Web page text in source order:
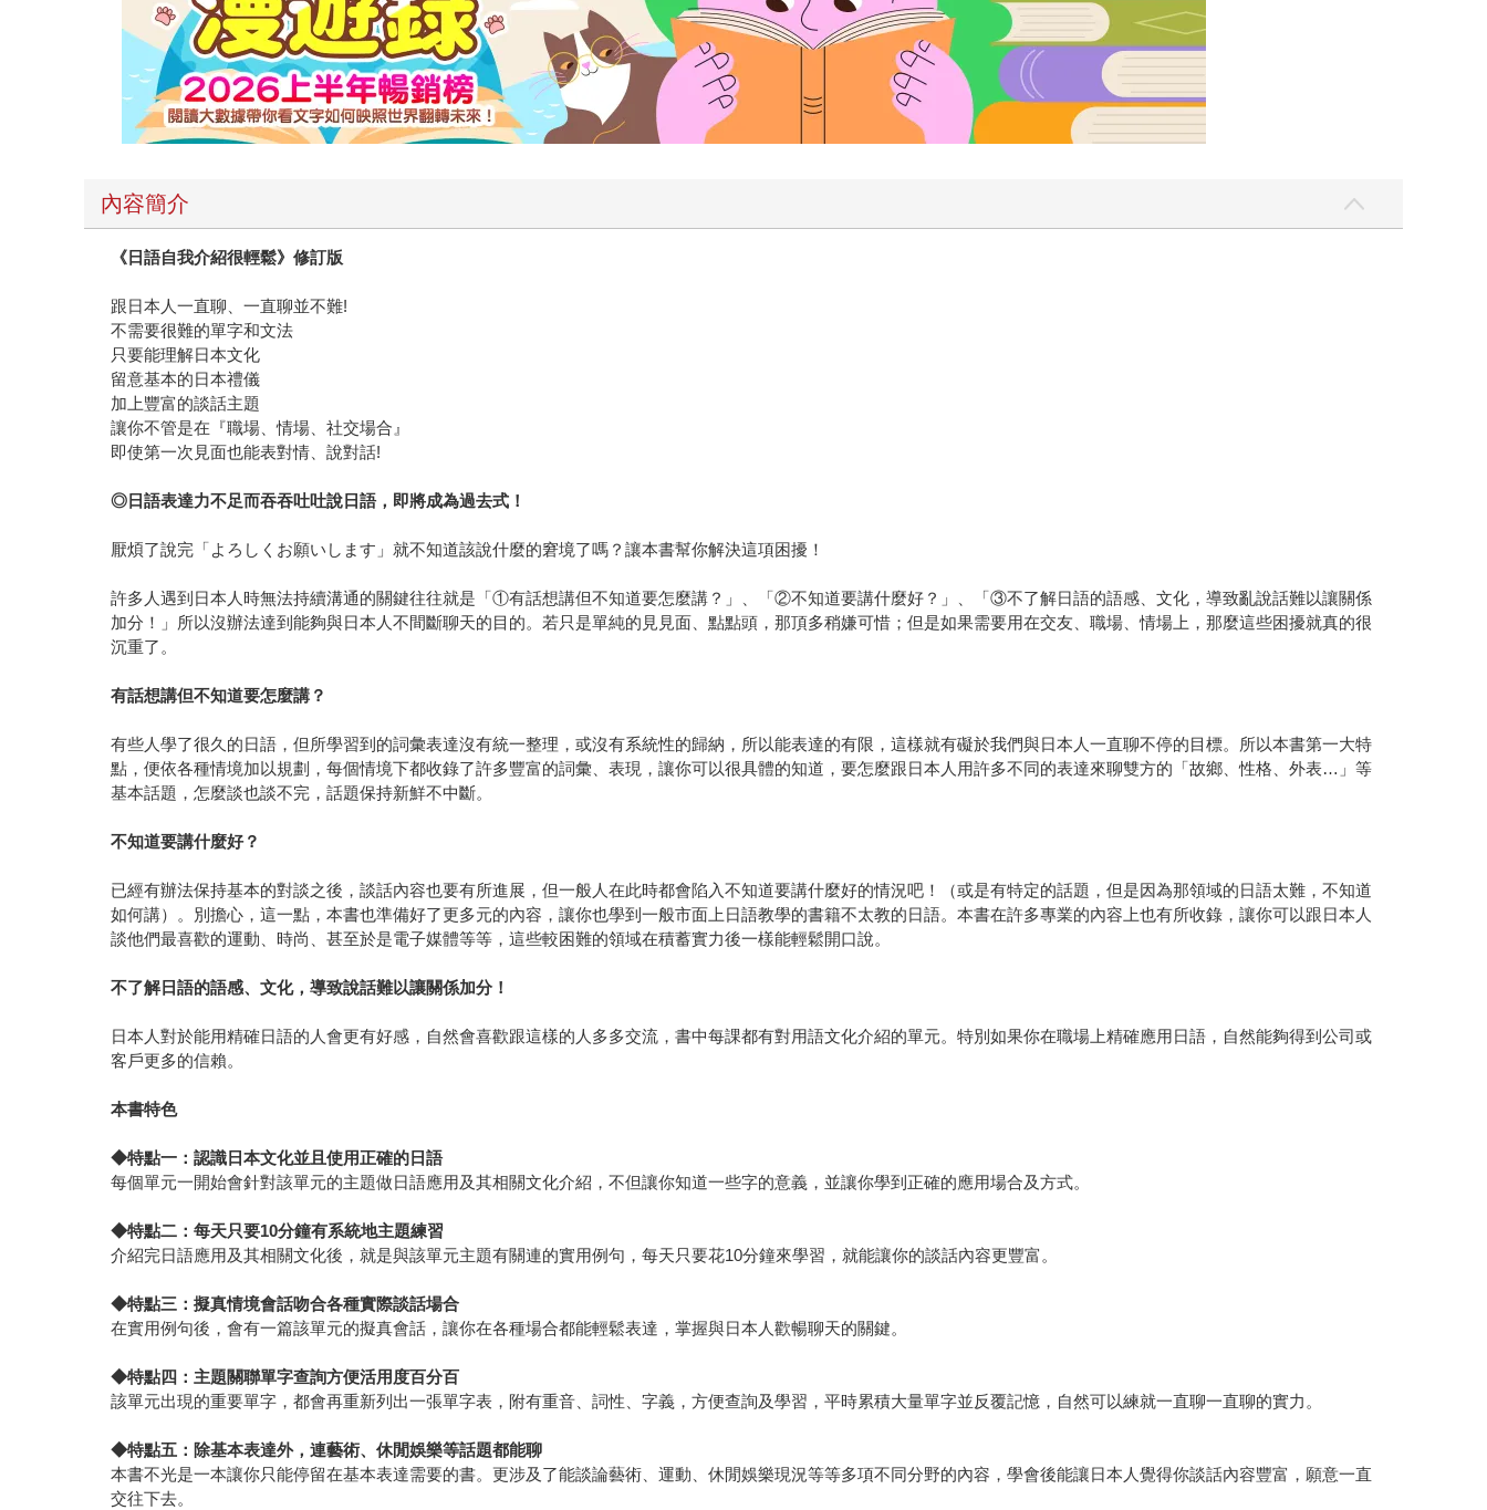
內容簡介
《日語自我介紹很輕鬆》修訂版
跟日本人一直聊、一直聊並不難!
不需要很難的單字和文法
只要能理解日本文化
留意基本的日本禮儀
加上豐富的談話主題
讓你不管是在『職場、情場、社交場合』
即使第一次見面也能表對情、說對話!
◎ 日語表達力不足而吞吞吐吐說日語，即將成為過去式！
厭煩了說完「よろしくお願いします」就不知道該說什麼的窘境了嗎？讓本書幫你解決這項困擾！
許多人遇到日本人時無法持續溝通的關鍵往往就是「①有話想講但不知道要怎麼講？」、「②不知道要講什麼好？」、「③不了解日語的語感、文化，導致亂說話難以讓關係
加分！」所以沒辦法達到能夠與日本人不間斷聊天的目的。若只是單純的見見面、點點頭，那頂多稍嫌可惜；但是如果需要用在交友、職場、情場上，那麼這些困擾就真的很
沉重了。
有話想講但不知道要怎麼講？
有些人學了很久的日語，但所學習到的詞彙表達沒有統一整理，或沒有系統性的歸納，所以能表達的有限，這樣就有礙於我們與日本人一直聊不停的目標。所以本書第一大特
點，便依各種情境加以規劃，每個情境下都收錄了許多豐富的詞彙、表現，讓你可以很具體的知道，要怎麼跟日本人用許多不同的表達來聊雙方的「故鄉、性格、外表…」等
基本話題，怎麼談也談不完，話題保持新鮮不中斷。
不知道要講什麼好？
已經有辦法保持基本的對談之後，談話內容也要有所進展，但一般人在此時都會陷入不知道要講什麼好的情況吧！（或是有特定的話題，但是因為那領域的日語太難，不知道
如何講）。別擔心，這一點，本書也準備好了更多元的內容，讓你也學到一般市面上日語教學的書籍不太教的日語。本書在許多專業的內容上也有所收錄，讓你可以跟日本人
談他們最喜歡的運動、時尚、甚至於是電子媒體等等，這些較困難的領域在積蓄實力後一樣能輕鬆開口說。
不了解日語的語感、文化，導致說話難以讓關係加分！
日本人對於能用精確日語的人會更有好感，自然會喜歡跟這樣的人多多交流，書中每課都有對用語文化介紹的單元。特別如果你在職場上精確應用日語，自然能夠得到公司或
客戶更多的信賴。
本書特色
◆特點一：認識日本文化並且使用正確的日語
每個單元一開始會針對該單元的主題做日語應用及其相關文化介紹，不但讓你知道一些字的意義，並讓你學到正確的應用場合及方式。
◆特點二：每天只要10分鐘有系統地主題練習
介紹完日語應用及其相關文化後，就是與該單元主題有關連的實用例句，每天只要花10分鐘來學習，就能讓你的談話內容更豐富。
◆特點三：擬真情境會話吻合各種實際談話場合
在實用例句後，會有一篇該單元的擬真會話，讓你在各種場合都能輕鬆表達，掌握與日本人歡暢聊天的關鍵。
◆特點四：主題關聯單字查詢方便活用度百分百
該單元出現的重要單字，都會再重新列出一張單字表，附有重音、詞性、字義，方便查詢及學習，平時累積大量單字並反覆記憶，自然可以練就一直聊一直聊的實力。
◆特點五：除基本表達外，連藝術、休閒娛樂等話題都能聊
本書不光是一本讓你只能停留在基本表達需要的書。更涉及了能談論藝術、運動、休閒娛樂現況等等多項不同分野的內容，學會後能讓日本人覺得你談話內容豐富，願意一直
交往下去。